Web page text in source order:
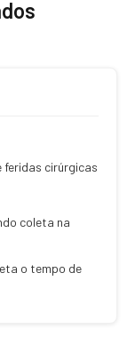
feridas cirúrgicas
coleta na
o tempo de